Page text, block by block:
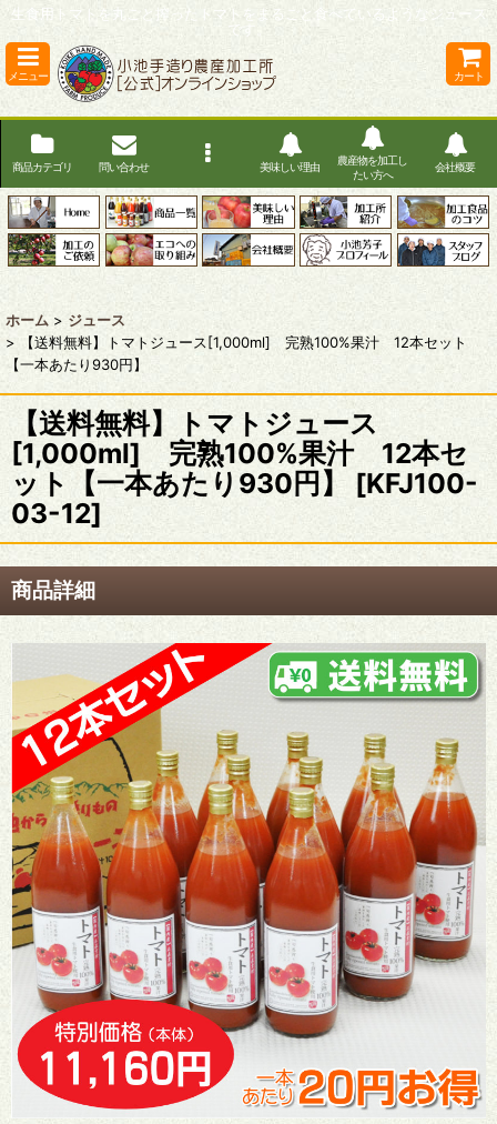
生食用トマトを丸ごと搾ったトマトをまるごと食べているようなジュース
です。
メニュー カート
商品カテゴリ 問い合わせ 美味しい理由
農産物を加工し
たい方へ
会社概要
ホーム > ジュース
>
【送料無料】トマトジュース[1,000ml] 完熟100%果汁 12本セット
【一本あたり930円】
【送料無料】トマトジュース
[1,000ml] 完熟100%果汁 12本セ
ット【一本あたり930円】
[KFJ100-
03-12]
商品詳細